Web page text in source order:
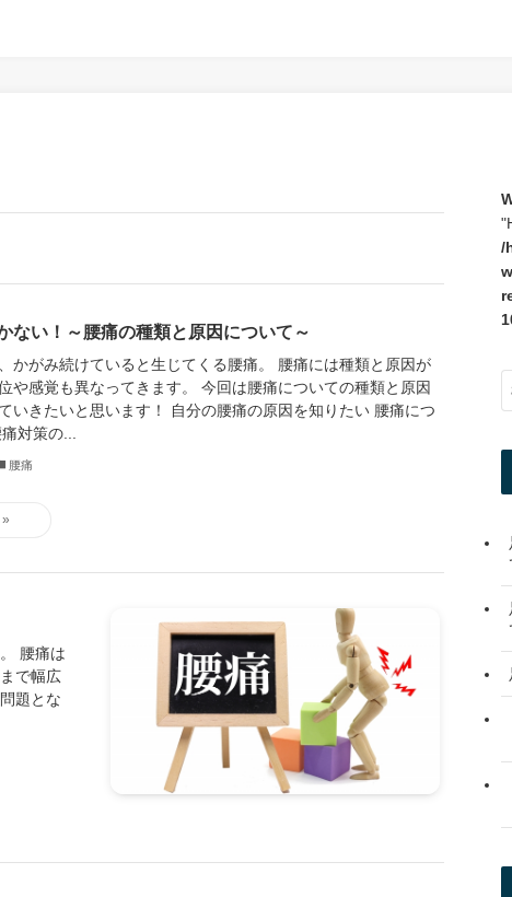
ない！～腰痛の種類と原因について～
かがみ続けていると生じてくる腰痛。 腰痛には種類と原因が
や感覚も異なってきます。 今回は腰痛についての種類と原因
いきたいと思います！ 自分の腰痛の原因を知りたい 腰痛につ
対策の...
腰痛
腰痛は
で幅広
題とな
/